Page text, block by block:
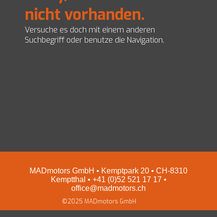
Impressum und Datenschutz
EZ Servolenkungen
Shop
nicht vorhanden.
Versuche es doch mit einem anderen
Suchbegriff oder benutze die Navigation.
MADmotors GmbH • Kemptpark 20 • CH-8310
Kemptthal • +41 (0)52 521 17 17 •
office@madmotors.ch
©2025 MADmotors GmbH